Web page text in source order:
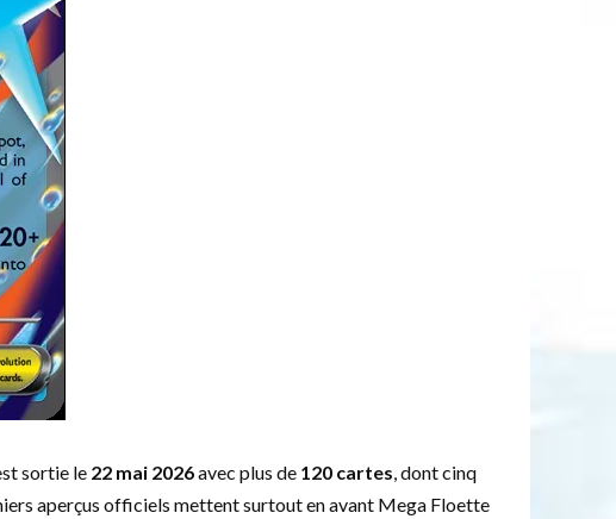
sortie le 22 mai 2026avec plus de 120 cartes, dont cinq
aperçus officiels mettent surtout en avant Mega Floette